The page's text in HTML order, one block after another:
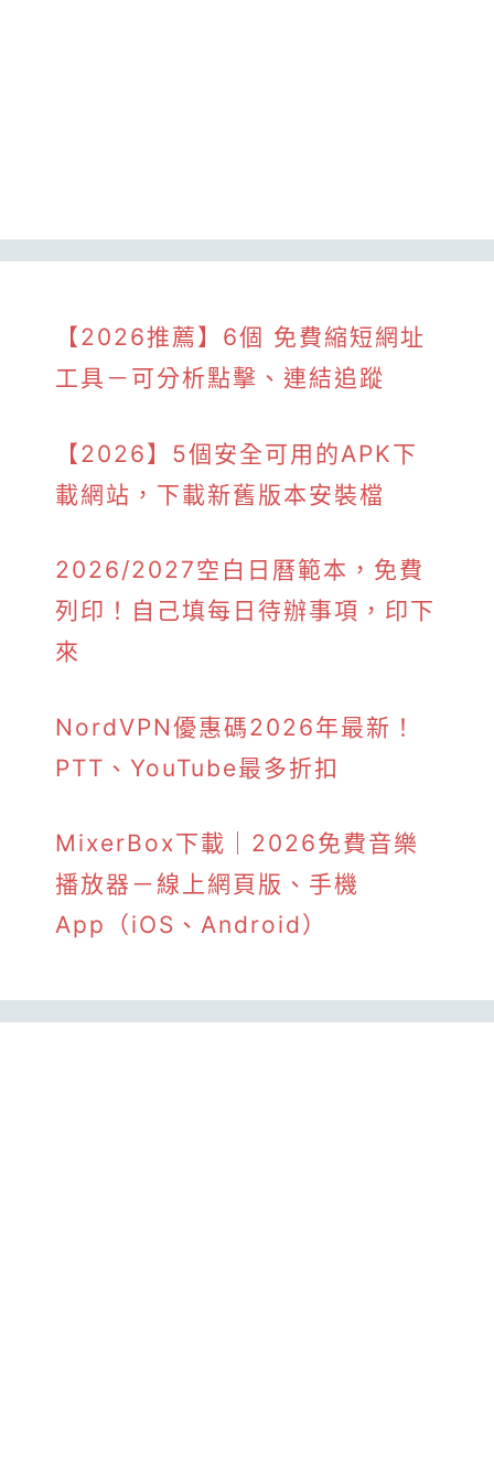
【2026推薦】6個 免費縮短網址
工具－可分析點擊、連結追蹤
【2026】5個安全可用的APK下
載網站，下載新舊版本安裝檔
2026/2027空白日曆範本，免費
列印！自己填每日待辦事項，印下
來
NordVPN優惠碼2026年最新！
PTT、YouTube最多折扣
MixerBox下載｜2026免費音樂
播放器－線上網頁版、手機
App（iOS、Android）